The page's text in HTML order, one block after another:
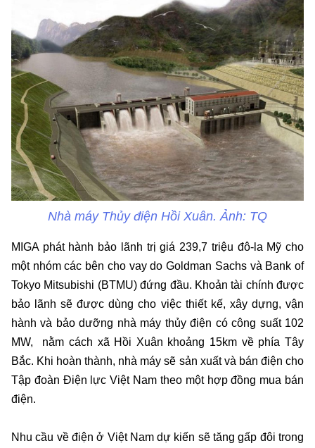
Nhà máy Thủy điện Hồi Xuân. Ảnh: TQ
MIGA phát hành bảo lãnh trị giá 239,7 triệu đô-la Mỹ cho
một nhóm các bên cho vay do Goldman Sachs và Bank of
Tokyo Mitsubishi (BTMU) đứng đầu. Khoản tài chính được
bảo lãnh sẽ được dùng cho việc thiết kế, xây dựng, vận
hành và bảo dưỡng nhà máy thủy điện có công suất 102
MW, nằm cách xã Hồi Xuân khoảng 15km về phía Tây
Bắc. Khi hoàn thành, nhà máy sẽ sản xuất và bán điện cho
Tập đoàn Điện lực Việt Nam theo một hợp đồng mua bán
điện.
Nhu cầu về điện ở Việt Nam dự kiến sẽ tăng gấp đôi trong